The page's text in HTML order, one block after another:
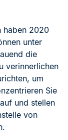
haben 2020
unter
die
verinnerlichen
um
Sie
und stellen
von